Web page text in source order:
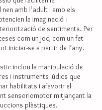
amb l’adult i amb els
la imaginació i
de sentiments. Per
com un joc, com un fet
iniciar-se a partir de l’any.
inclou la manipulació de
i instruments lúdics que
habilitats i afavorir el
sensoriomotor mitjançant la
plàstiques.